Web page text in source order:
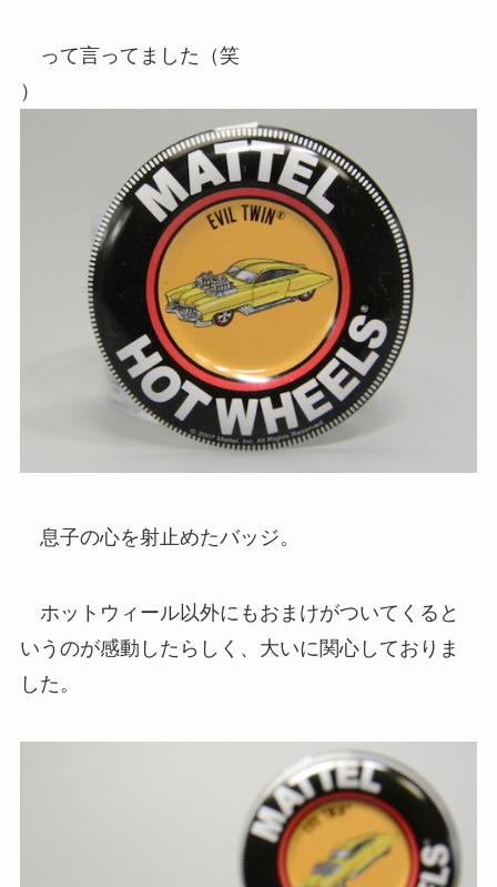
って言ってました（笑
）
息子の心を射止めたバッジ。
ホットウィール以外にもおまけがついてくると
いうのが感動したらしく、大いに関心しておりま
した。